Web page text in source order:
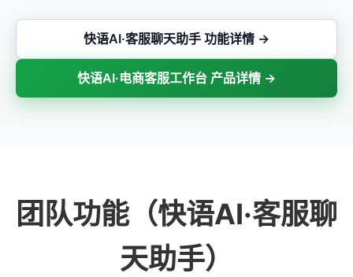
快语AI·客服聊天助手 功能详情 →
快语AI·电商客服工作台 产品详情 →
团队功能（快语AI·客服聊
天助手）